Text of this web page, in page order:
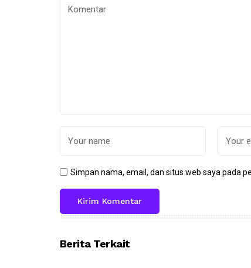
Simpan nama, email, dan situs web saya pada
Berita Terkait